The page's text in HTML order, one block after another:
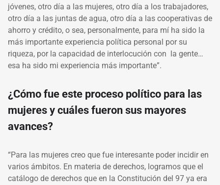
jóvenes, otro día a las mujeres, otro día a los trabajadores,
otro día a las juntas de agua, otro día a las cooperativas de
ahorro y crédito, o sea, personalmente, para mí ha sido la
más importante experiencia política personal por su
riqueza, por la capacidad de interlocución con la gente…
esa ha sido mi experiencia más importante”.
¿Cómo fue este proceso político para las
mujeres y cuáles fueron sus mayores
avances?
“Para las mujeres creo que fue interesante poder incidir en
varios ámbitos. En materia de derechos, logramos que el
catálogo de derechos que en la Constitución del 97 ya era